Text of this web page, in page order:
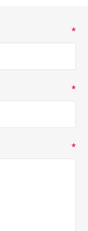
*
*
*